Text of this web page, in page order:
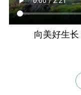
向美好生